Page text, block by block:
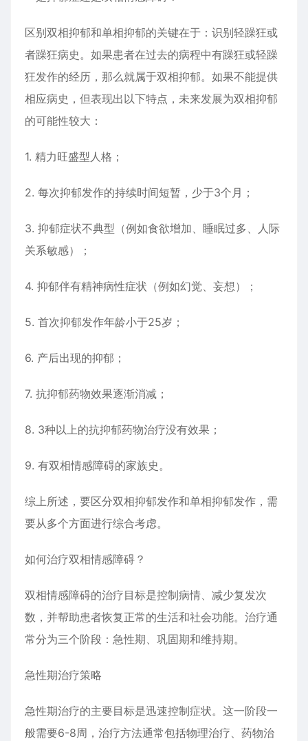
区别双相抑郁和单相抑郁的关键在于：识别轻躁狂或
者躁狂病史。如果患者在过去的病程中有躁狂或轻躁
狂发作的经历，那么就属于双相抑郁。如果不能提供
相应病史，但表现出以下特点，未来发展为双相抑郁
的可能性较大：
1. 精力旺盛型人格；
2. 每次抑郁发作的持续时间短暂，少于3个月；
3. 抑郁症状不典型（例如食欲增加、睡眠过多、人际
关系敏感）；
4. 抑郁伴有精神病性症状（例如幻觉、妄想）；
5. 首次抑郁发作年龄小于25岁；
6. 产后出现的抑郁；
7. 抗抑郁药物效果逐渐消减；
8. 3种以上的抗抑郁药物治疗没有效果；
9. 有双相情感障碍的家族史。
综上所述，要区分双相抑郁发作和单相抑郁发作，需
要从多个方面进行综合考虑。
如何治疗双相情感障碍 ？
双相情感障碍的治疗目标是控制病情、减少复发次
数，并帮助患者恢复正常的生活和社会功能。治疗通
常分为三个阶段：急性期、巩固期和维持期。
急性期治疗策略
急性期治疗的主要目标是迅速控制症状。这一阶段一
般需要6-8周，治疗方法通常包括物理治疗、药物治